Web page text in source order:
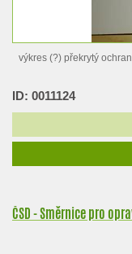
výkres (?) překrytý
ID: 0011124
ČSD - Směrnice pro